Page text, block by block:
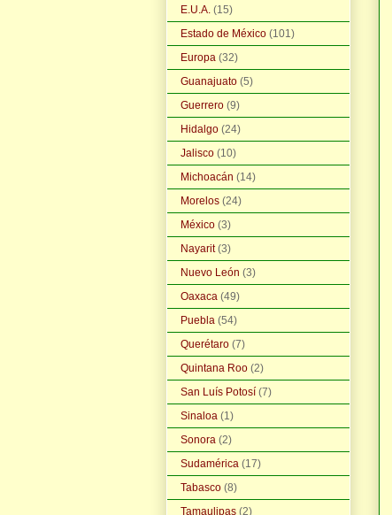
E.U.A. (15)
Estado de México (101)
Europa (32)
Guanajuato (5)
Guerrero (9)
Hidalgo (24)
Jalisco (10)
Michoacán (14)
Morelos (24)
México (3)
Nayarit (3)
Nuevo León (3)
Oaxaca (49)
Puebla (54)
Querétaro (7)
Quintana Roo (2)
San Luís Potosí (7)
Sinaloa (1)
Sonora (2)
Sudamérica (17)
Tabasco (8)
Tamaulipas (2)